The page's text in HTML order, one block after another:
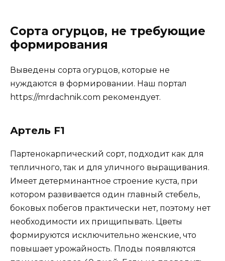
Сорта огурцов, не требующие
формирования
Выведены сорта огурцов, которые не
нуждаются в формировании. Наш портал
https://mrdachnik.com рекомендует.
Артель F1
Партенокарпический сорт, подходит как для
тепличного, так и для уличного выращивания.
Имеет детерминантное строение куста, при
котором развивается один главный стебель,
боковых побегов практически нет, поэтому нет
необходимости их прищипывать. Цветы
формируются исключительно женские, что
повышает урожайность. Плоды появляются